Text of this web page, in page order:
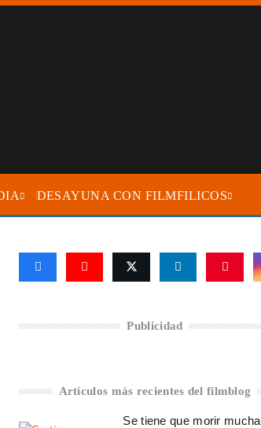
DESAYUNA CON FILMFILICOS
Publicidad
Artículos más recientes del filmblog
Se tiene que morir mucha